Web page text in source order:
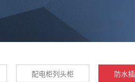
配电柜列头柜 防水